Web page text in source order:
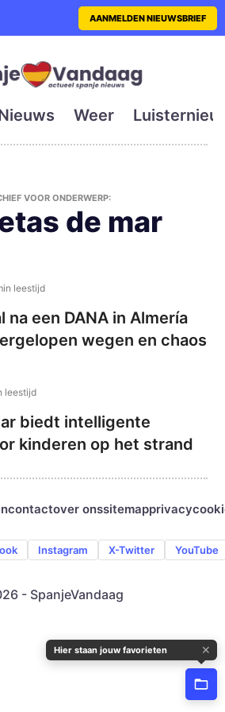
is de eerste
AANMELDEN NIEUWSBRIEF
Weer
VOOR ONDERWERP:
de mar
leestijd
na een DANA in Almería
wegen en chaos
leestijd
biedt intelligente
kinderen op het strand
contactover onssitemapprivacy
Instagram X-Twitter YouTube
- SpanjeVandaag
Hier staan jouw favorieten ✕